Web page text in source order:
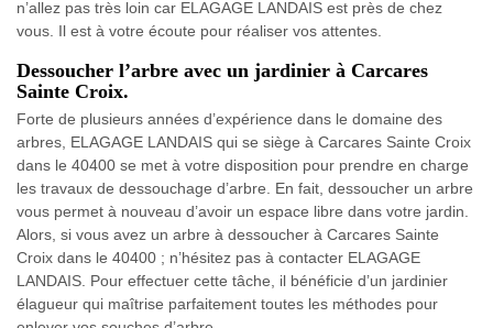
n’allez pas très loin car ELAGAGE LANDAIS est près de chez
vous. Il est à votre écoute pour réaliser vos attentes.
Dessoucher l’arbre avec un jardinier à Carcares
Sainte Croix.
Forte de plusieurs années d’expérience dans le domaine des
arbres, ELAGAGE LANDAIS qui se siège à Carcares Sainte Croix
dans le 40400 se met à votre disposition pour prendre en charge
les travaux de dessouchage d’arbre. En fait, dessoucher un arbre
vous permet à nouveau d’avoir un espace libre dans votre jardin.
Alors, si vous avez un arbre à dessoucher à Carcares Sainte
Croix dans le 40400 ; n’hésitez pas à contacter ELAGAGE
LANDAIS. Pour effectuer cette tâche, il bénéficie d’un jardinier
élagueur qui maîtrise parfaitement toutes les méthodes pour